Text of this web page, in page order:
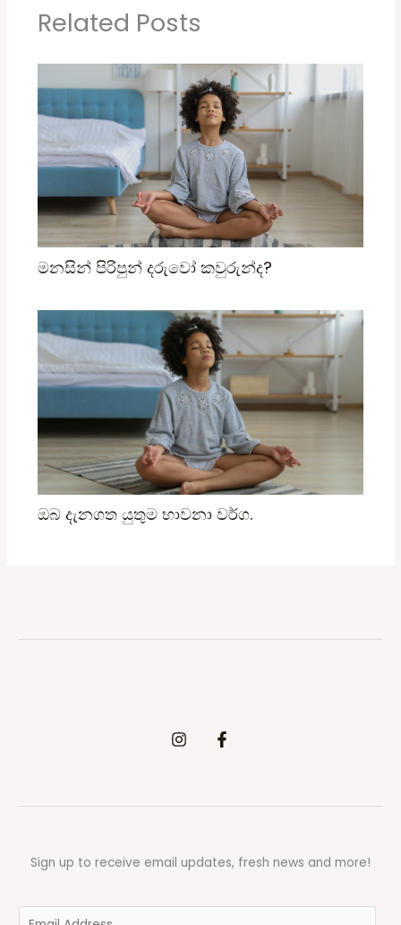
Related Posts
මනසින් පිරිපුන් දරුවෝ කවුරුන්ද?
ඔබ දැනගත යුතුම භාවනා වර්ග.
Sign up to receive email updates, fresh news and more!